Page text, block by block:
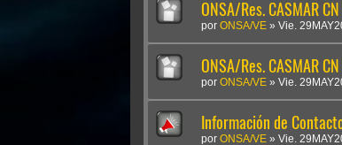
ONSA/Res. CASMAR
por ONSA/VE » Vie.
ONSA/Res. CASMAR
por ONSA/VE » Vie.
Información de
por ONSA/VE » Vie.